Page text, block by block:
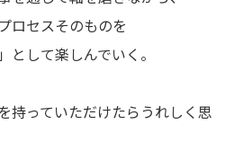
ロセスそのものを
として楽しんでいく。
持っていただけたらうれしく思